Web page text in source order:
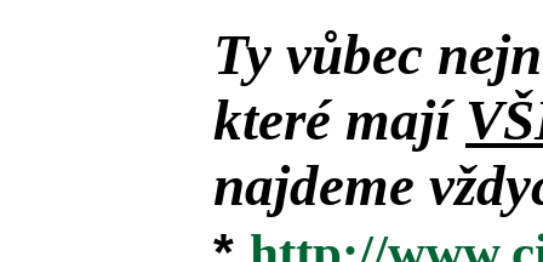
Ty vůbec
které mají
najdeme